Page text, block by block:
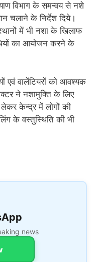
विभाग के समन्वय से नशे
चलाने के निर्देश दिये।
में भी नशा के खिलाफ
का आयोजन करने के
एवं वालेंटियरों को आवश्यक
ने नशामुक्ति के लिए
केन्द्र में लोगों की
के वस्तुस्थिति की भी
news